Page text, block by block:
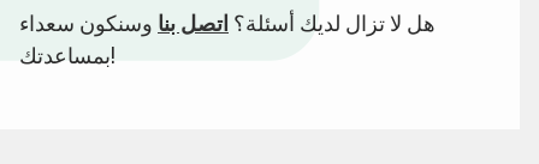
هل لا تزال لديك أسئلة؟ اتصل بنا وسنكون سعداء
بمساعدتك!